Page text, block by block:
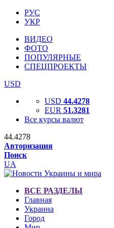
РУС
УКР
ВИДЕО
ФОТО
ПОПУЛЯРНЫЕ
СПЕЦПРОЕКТЫ
USD
USD 44.4278
EUR 51.3281
Все курсы валют
44.4278
Авторизация
Поиск
UA
ВСЕ РАЗДЕЛЫ
Главная
Украина
Город